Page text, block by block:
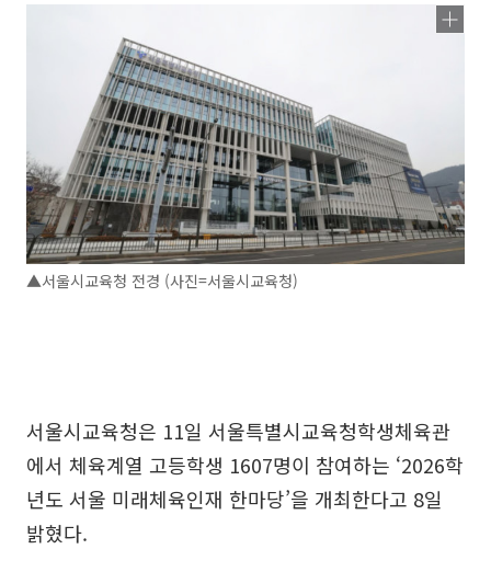
▲서울시교육청 전경 (사진=서울시교육청)
서울시교육청은 11일 서울특별시교육청학생체육관
에서 체육계열 고등학생 1607명이 참여하는 ‘2026학
년도 서울 미래체육인재 한마당’을 개최한다고 8일
밝혔다.